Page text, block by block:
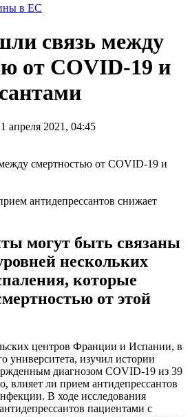
в ЕС
связь между
от COVID-19 и
апреля 2021, 04:45
антидепрессантов снижает
могут быть связаны
нескольких
которые
от этой
центров Франции и Испании, в
университета, изучил истории
диагнозом COVID-19 из 39
влияет ли прием антидепрессантов
В ходе исследования
пациентами с